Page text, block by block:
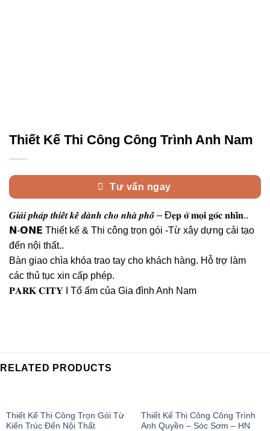
Thiết Kế Thi Công Công Trình Anh Nam
Tư vấn ngay
𝑮𝒊𝒂̉𝒊 𝒑𝒉𝒂́𝒑 𝒕𝒉𝒊𝒆̂́𝒕 𝒌𝒆̂́ 𝒅𝒂̀𝒏𝒉 𝒄𝒉𝒐 𝒏𝒉𝒂̀ 𝒑𝒉𝒐̂́ – Đ𝐞̣𝐩 𝐨̛̉ 𝐦𝐨̣𝐢 𝐠𝐨́𝐜 𝐧𝐡𝐢̀𝐧..
𝗡-𝗢𝗡𝗘 Thiết kế & Thi công trọn gói -Từ xây dựng cải tạo
đến nội thất..
Bàn giao chìa khóa trao tay cho khách hàng. Hỗ trợ làm
các thủ tục xin cấp phép.
𝐏𝐀𝐑𝐊 𝐂𝐈𝐓𝐘 I Tổ ấm của Gia đình Anh Nam
RELATED PRODUCTS
Thiết Kế Thi Công Trọn Gói Từ
Kiến Trúc Đến Nội Thất
Thiết Kế Thi Công Công Trình
Anh Quyền – Sóc Sơm – HN